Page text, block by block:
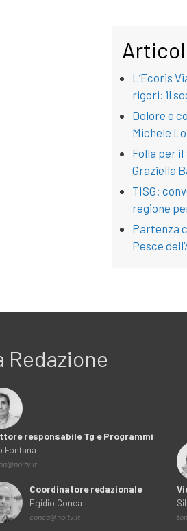
L’Ecoris
rigori: il
Dolore e
Michele
Folla per il
Graziella
TISG:
regione
Partenza
Pesce
Redazione
responsabile Tg e Programmi
Fontana
Coordinatore redazionale
Egidio Conca
conca@noitv.it